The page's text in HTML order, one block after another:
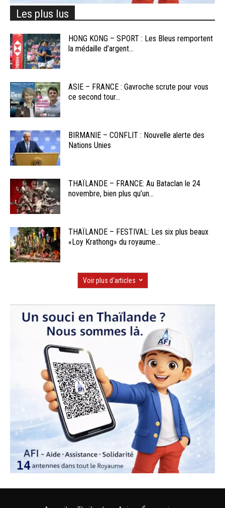
Les plus lus
HONG KONG – SPORT : Les Bleus remportent
la médaille d’argent...
ASIE – FRANCE : Gavroche scrute pour vous
ce second tour...
BIRMANIE – CONFLIT : Nouvelle alerte des
Nations Unies
THAÏLANDE – FRANCE: Au Bataclan le 24
novembre, bien plus qu’un...
THAÏLANDE – FESTIVAL: Les six plus beaux
«Loy Krathong» du royaume...
Voir plus d'articles